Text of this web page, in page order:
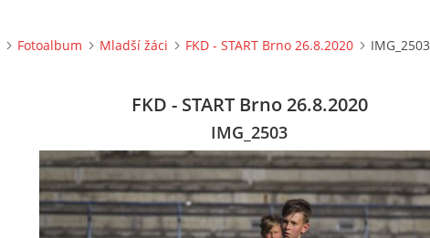
Fotoalbum Mladší žáci FKD - START Brno 26.8.2020 IMG_2503
FKD - START Brno 26.8.2020
IMG_2503